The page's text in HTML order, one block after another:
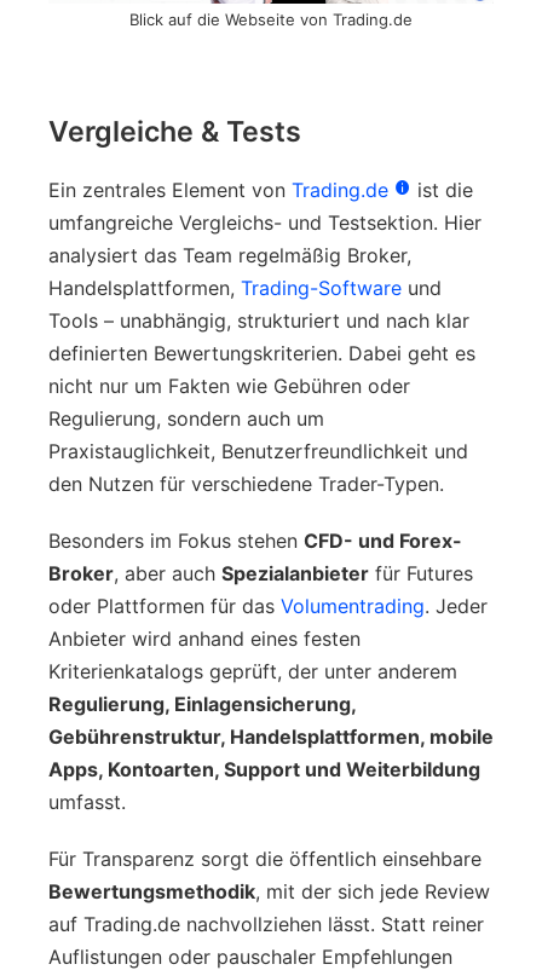
Blick auf die Webseite von Trading.de
Vergleiche & Tests
Ein zentrales Element von Trading.de
ist die
umfangreiche Vergleichs- und Testsektion. Hier
analysiert das Team regelmäßig Broker,
Handelsplattformen, Trading-Software und
Tools – unabhängig, strukturiert und nach klar
definierten Bewertungskriterien. Dabei geht es
nicht nur um Fakten wie Gebühren oder
Regulierung, sondern auch um
Praxistauglichkeit, Benutzerfreundlichkeit und
den Nutzen für verschiedene Trader-Typen.
Besonders im Fokus stehen CFD- und Forex-
Broker, aber auch Spezialanbieter für Futures
oder Plattformen für das Volumentrading. Jeder
Anbieter wird anhand eines festen
Kriterienkatalogs geprüft, der unter anderem
Regulierung, Einlagensicherung,
Gebührenstruktur, Handelsplattformen, mobile
Apps, Kontoarten, Support und Weiterbildung
umfasst.
Für Transparenz sorgt die öffentlich einsehbare
Bewertungsmethodik, mit der sich jede Review
auf Trading.de nachvollziehen lässt. Statt reiner
Auflistungen oder pauschaler Empfehlungen